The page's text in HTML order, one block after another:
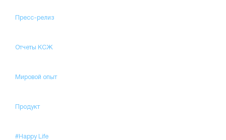
Пресс-релиз
Отчеты КСЖ
Мировой опыт
Продукт
#Happy Life